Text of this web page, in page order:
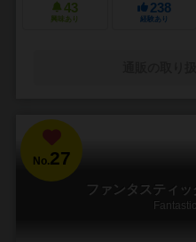
43
興味あり
238
経験あり
No.27
ファンタスティ